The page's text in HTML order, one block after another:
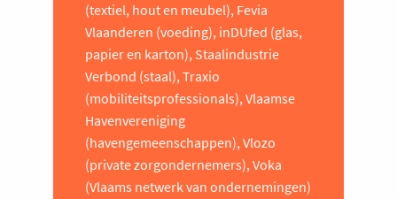
(textiel, hout en meubel), Fevia
Vlaanderen (voeding), inDUfed (glas,
papier en karton), Staalindustrie
Verbond (staal), Traxio
(mobiliteitsprofessionals), Vlaamse
Havenvereniging
(havengemeenschappen), Vlozo
(private zorgondernemers), Voka
(Vlaams netwerk van ondernemingen)